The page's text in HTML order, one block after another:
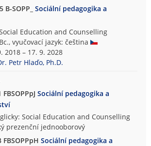
B-SOPP_Sociální pedagogika a
Education and Counselling
vyučovací jazyk: čeština
2018 – 17. 9. 2028
Petr Hlaďo, Ph.D.
FBSOPPpJSociální pedagogika a
Social Education and Counselling
prezenční jednooborový
FBSOPPpHSociální pedagogika a